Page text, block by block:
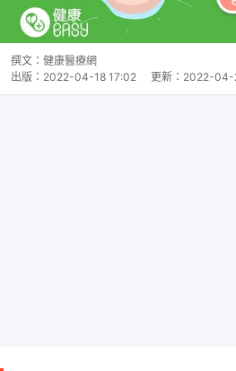
撰文： 健康醫療網
出版： 2022-04-18 17:02 更新： 2022-04-